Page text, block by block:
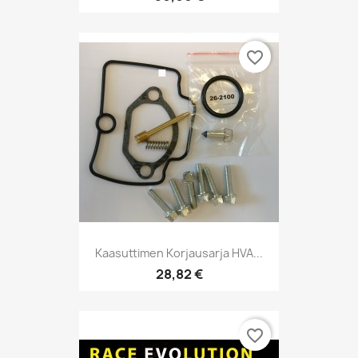
Kaasuttimen Korjausarja HVA...
28,82 €
favorite_border
favorite_border